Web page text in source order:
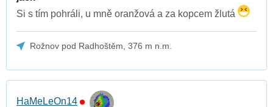
Si s tím pohráli, u mně oranžová a za kopcem žlutá
Rožnov pod Radhoštěm, 376 m n.m.
HaMeLeOn14